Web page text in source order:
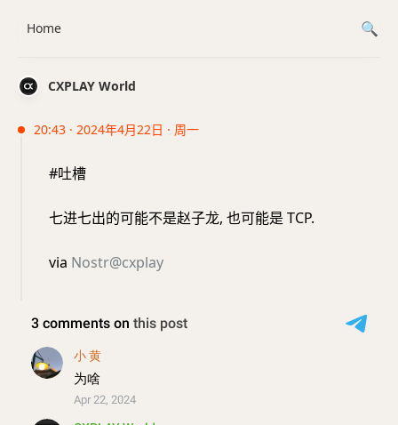
CXPLAY World
20:43 · 2024年4月22日 · 周一
#吐槽
七进七出的可能不是赵子龙, 也可能是 TCP.
via Nostr@cxplay
Home